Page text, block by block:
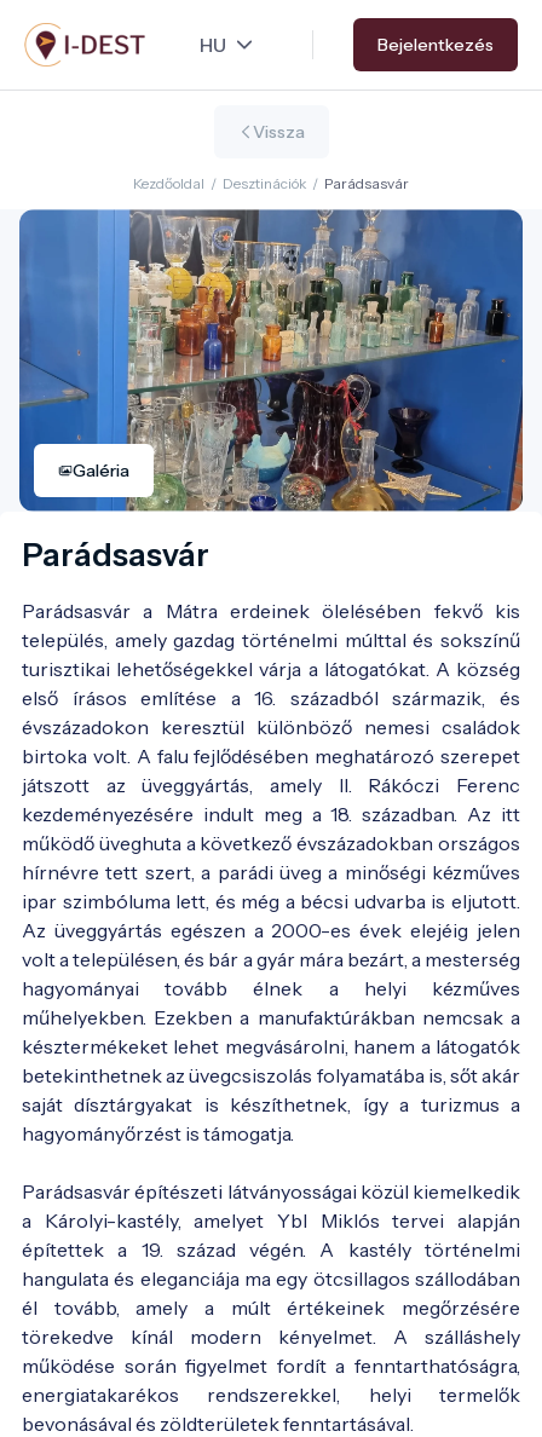
Ugrás
a
tartalomra
Bejelentkezés
Vissza
Kezdőoldal / Desztinációk / Parádsasvár
Galéria
Parádsasvár
Parádsasvár a Mátra erdeinek ölelésében fekvő kis
település, amely gazdag történelmi múlttal és sokszínű
turisztikai lehetőségekkel várja a látogatókat. A község
első írásos említése a 16. századból származik, és
évszázadokon keresztül különböző nemesi családok
birtoka volt. A falu fejlődésében meghatározó szerepet
játszott az üveggyártás, amely II. Rákóczi Ferenc
kezdeményezésére indult meg a 18. században. Az itt
működő üveghuta a következő évszázadokban országos
hírnévre tett szert, a parádi üveg a minőségi kézműves
ipar szimbóluma lett, és még a bécsi udvarba is eljutott.
Az üveggyártás egészen a 2000-es évek elejéig jelen
volt a településen, és bár a gyár mára bezárt, a mesterség
hagyományai tovább élnek a helyi kézműves
műhelyekben. Ezekben a manufaktúrákban nemcsak a
késztermékeket lehet megvásárolni, hanem a látogatók
betekinthetnek az üvegcsiszolás folyamatába is, sőt akár
saját dísztárgyakat is készíthetnek, így a turizmus a
hagyományőrzést is támogatja.
Parádsasvár építészeti látványosságai közül kiemelkedik
a Károlyi-kastély, amelyet Ybl Miklós tervei alapján
építettek a 19. század végén. A kastély történelmi
hangulata és eleganciája ma egy ötcsillagos szállodában
él tovább, amely a múlt értékeinek megőrzésére
törekedve kínál modern kényelmet. A szálláshely
működése során figyelmet fordít a fenntarthatóságra,
energiatakarékos rendszerekkel, helyi termelők
bevonásával és zöldterületek fenntartásával.